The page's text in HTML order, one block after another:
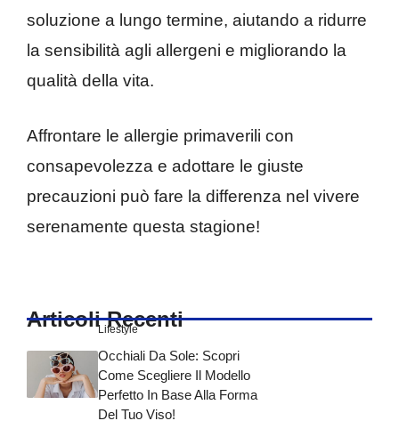
soluzione a lungo termine, aiutando a ridurre
la sensibilità agli allergeni e migliorando la
qualità della vita.
Affrontare le allergie primaverili con
consapevolezza e adottare le giuste
precauzioni può fare la differenza nel vivere
serenamente questa stagione!
Articoli Recenti
Lifestyle
Occhiali Da Sole: Scopri
Come Scegliere Il Modello
Perfetto In Base Alla Forma
Del Tuo Viso!